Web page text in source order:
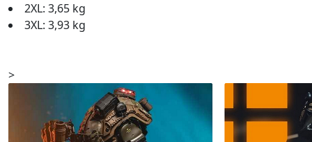
2XL: 3,65 kg
3XL: 3,93 kg
>